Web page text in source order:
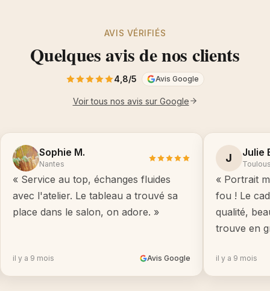
AVIS VÉRIFIÉS
Quelques avis de nos clients
4,8/5 Avis Google
Voir tous nos avis sur Google
Sophie M.
Nantes
« Service au top, échanges fluides
avec l'atelier. Le tableau a trouvé sa
place dans le salon, on adore. »
il y a 9 mois Avis Google
J Julie
« Portrait
fou ! Le
qualité,
trouve en
il y a 9 mois